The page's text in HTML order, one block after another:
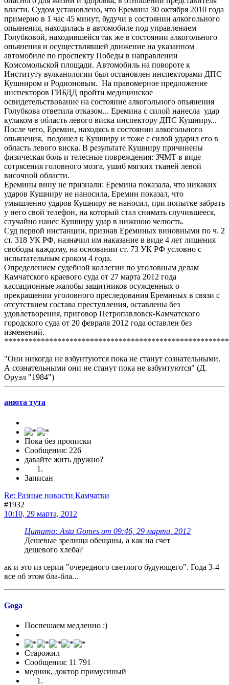
власти. Судом установлено, что Еремина 30 октября 2010 года
примерно в 1 час 45 минут, будучи в состоянии алкогольного
опьянения, находилась в автомобиле под управлением
Голубковой, находившейся так же в состоянии алкогольного
опьянения и осуществлявшей движение на указанном
автомобиле по проспекту Победы в направлении
Комсомольской площади. Автомобиль на повороте к
Институту вулканологии был остановлен инспекторами ДПС
Кушниром и Родионовым. На правомерное предложение
инспекторов ГИБДД пройти медицинское
освидетельствование на состояние алкогольного опьянения
Голубкова ответила отказом... Еремина с силой нанесла удар
кулаком в область левого виска инспектору ДПС Кушниру...
После чего, Еремин, находясь в состоянии алкогольного
опьянения, подошел к Кушниру и тоже с силой ударил его в
область левого виска. В результате Кушниру причинены
физическая боль и телесные повреждения: ЗЧМТ в виде
сотрясения головного мозга, ушиб мягких тканей левой
височной области.
Еремины вину не признали: Еремина показала, что никаких
ударов Кушниру не наносила, Еремин показал, что
умышленно ударов Кушниру не наносил, при попытке забрать
у него свой телефон, на который стал снимать случившееся,
случайно нанес Кушниру удар в нижнюю челюсть.
Суд первой инстанции, признав Ереминых виновными по ч. 2
ст. 318 УК РФ, назначил им наказание в виде 4 лет лишения
свободы каждому, на основании ст. 73 УК РФ условно с
испытательным сроком 4 года.
Определением судебной коллегии по уголовным делам
Камчатского краевого суда от 27 марта 2012 года
кассационные жалобы защитников осужденных о
прекращении уголовного преследования Ереминых в связи с
отсутствием состава преступления, оставлены без
удовлетворения, приговор Петропавловск-Камчатского
городского суда от 20 февраля 2012 года оставлен без
изменений.
"Они никогда не взбунтуются пока не станут сознательными.
А сознательными они не станут пока не взбунтуются" (Д.
Оруэл "1984")
анюта тута
Пока без прописки
Сообщения: 226
давайте жить дружно?
Записан
Re: Разные новости Камчатки
#1932
10:10, 29 марта, 2012
Цитата: Asta Gomes от 09:46, 29 марта, 2012
Дешевые зрелища обещаны, а как на счет
дешевого хлеба?
ак и это из серии "очередного светлого будующего". Года 3-4
все об этом бла-бла...
Goga
Поспешаем медленно :)
Старожил
Сообщения: 11 791
медник, доктор примусиный